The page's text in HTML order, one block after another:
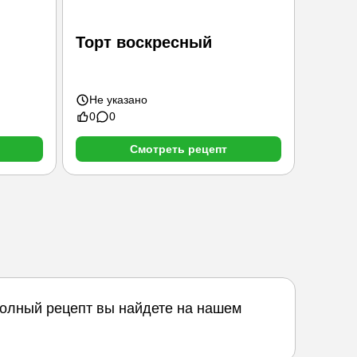
Торт воскресный
Не указано
0
0
Смотреть рецепт
рецепт вы найдете на нашем